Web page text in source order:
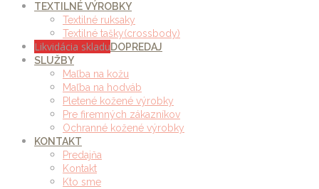
TEXTILNÉ VÝROBKY
Textilné ruksaky
Textilné tašky(crossbody)
Likvidácia skladuDOPREDAJ
SLUŽBY
Maľba na kožu
Maľba na hodváb
Pletené kožené výrobky
Pre firemných zákazníkov
Ochranné kožené výrobky
KONTAKT
Predajňa
Kontakt
Kto sme